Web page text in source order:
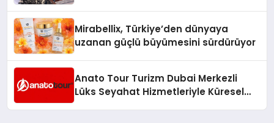
Mirabellix, Türkiye’den dünyaya
uzanan güçlü büyümesini sürdürüyor
Anato Tour Turizm Dubai Merkezli
Lüks Seyahat Hizmetleriyle Küresel